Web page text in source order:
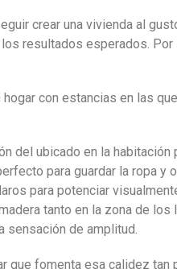
crear una vivienda al
resultados esperados.
con estancias en las
del ubicado en la habitación
para guardar la ropa y
para potenciar
tanto en la zona de los
sensación de amplitud.
que fomenta esa calidez tan